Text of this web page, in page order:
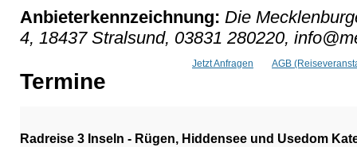
Anbieterkennzeichnung: Die
4, 18437 Stralsund, 03831 280220,
Jetzt Anfragen AGB
Termine
Radreise 3 Inseln - Rügen, Hiddensee und Usedom